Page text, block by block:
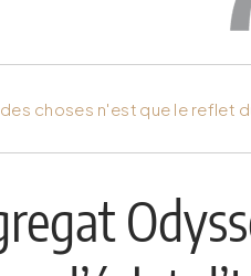
choses n'est que le reflet